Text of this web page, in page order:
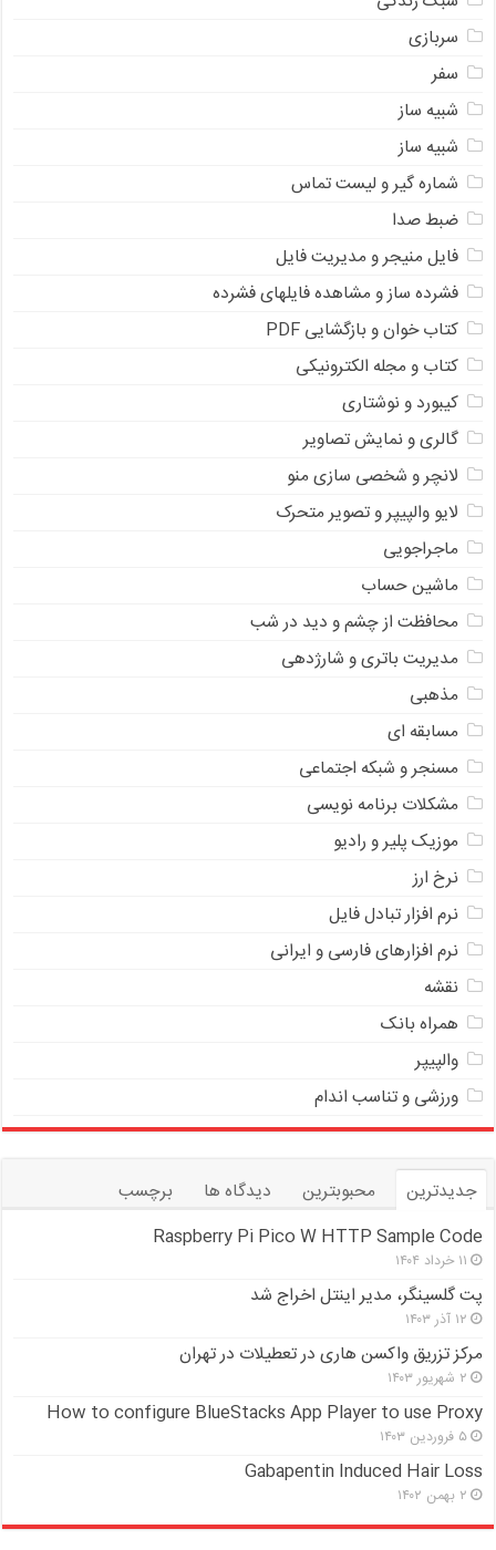
سربازی
سفر
شبیه ساز
شبیه ساز
شماره گیر و لیست تماس
ضبط صدا
فایل منیجر و مدیریت فایل
فشرده ساز و مشاهده فایلهای فشرده
کتاب خوان و بازگشایی PDF
کتاب و مجله الکترونیکی
کیبورد و نوشتاری
گالری و نمایش تصاویر
لانچر و شخصی سازی منو
لایو والپیپر و تصویر متحرک
ماجراجویی
ماشین حساب
محافظت از چشم و دید در شب
مدیریت باتری و شارژدهی
مذهبی
مسابقه ای
مسنجر و شبکه اجتماعی
مشکلات برنامه نویسی
موزیک پلیر و رادیو
نرخ ارز
ﻧﺮﻡ ﺍﻓﺰﺍﺭ ﺗﺒﺎﺩﻝ ﻓﺎﻳﻞ
نرم افزارهای فارسی و ایرانی
نقشه
همراه بانک
والپیپر
ورزشی و تناسب اندام
جدیدترین محبوبترین دیدگاه ها
برچسب
Raspberry Pi Pico W HTTP Sample Code
۱۱ خرداد ۱۴۰۴
پت گلسینگر، مدیر اینتل اخراج شد
۱۲ آذر ۱۴۰۳
مرکز تزریق واکسن هاری در تعطیلات در تهران
۲ شهریور ۱۴۰۳
How to configure BlueStacks App Player to use Proxy
۵ فروردین ۱۴۰۳
Gabapentin Induced Hair Loss
۲ بهمن ۱۴۰۲